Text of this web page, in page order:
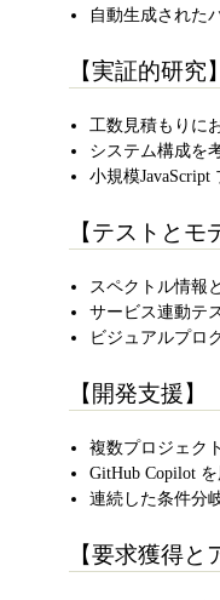
自動生成された
【実証的研究】
工数見積もりに
システム構成を
小規模
【テストとモ
スペクトル情報
サービス連動テ
ビジュアルプロ
【開発支援】
複数プロジェク
GitHub Copilot
連続した条件分
【要求獲得と